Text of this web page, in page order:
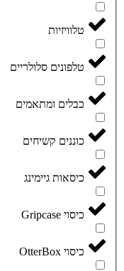
טלוויזיות
טלפונים סלולריים
כבלים ומתאמים
כוננים קשיחים
כיסאות גיימינג
כיסוי Gripcase
כיסוי OtterBox